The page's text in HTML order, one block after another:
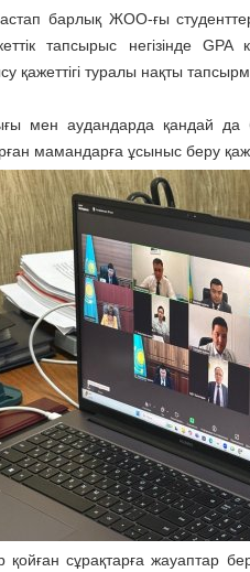
барлық ЖОО-ғы
тапсырыс негізінде
туралы нақты
мен аудандарда қандай да
мамандарға ұсыныс беру
сұрақтарға жауаптар